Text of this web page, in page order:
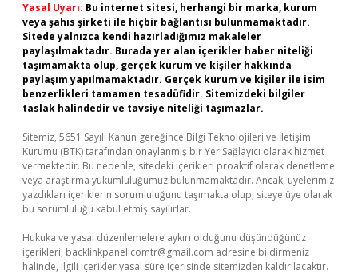
Yasal Uyarı: Bu internet sitesi, herhangi bir marka, kurum
veya şahıs şirketi ile hiçbir bağlantısı bulunmamaktadır.
Sitede yalnızca kendi hazırladığımız makaleler
paylaşılmaktadır. Burada yer alan içerikler haber niteliği
taşımamakta olup, gerçek kurum ve kişiler hakkında
paylaşım yapılmamaktadır. Gerçek kurum ve kişiler ile isim
benzerlikleri tamamen tesadüfidir. Sitemizdeki bilgiler
taslak halindedir ve tavsiye niteliği taşımazlar.
Sitemiz, 5651 Sayılı Kanun gereğince Bilgi Teknolojileri ve İletişim
Kurumu (BTK) tarafından onaylanmış bir Yer Sağlayıcı olarak hizmet
vermektedir. Bu nedenle, sitedeki içerikleri proaktif olarak denetleme
veya araştırma yükümlülüğümüz bulunmamaktadır. Ancak, üyelerimiz
yazdıkları içeriklerin sorumluluğunu taşımakta olup, siteye üye olarak
bu sorumluluğu kabul etmiş sayılırlar.
Hukuka ve yasal düzenlemelere aykırı olduğunu düşündüğünüz
içerikleri, backlinkpanelicomtr@gmail.com adresine bildirmeniz
halinde, ilgili içerikler yasal süre içerisinde sitemizden kaldırılacaktır.